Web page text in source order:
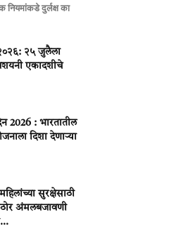
नियमांकडे दुर्लक्ष का
२५ जुलैला
एकादशीचे
2026 : भारतातील
दिशा देणाऱ्या
सुरक्षेसाठी
अंमलबजावणी